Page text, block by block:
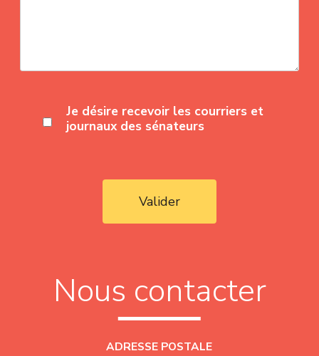
Je désire recevoir les courriers et
journaux des sénateurs
Valider
Nous contacter
ADRESSE POSTALE